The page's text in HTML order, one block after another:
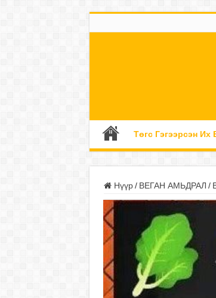
Төгс Гэгээрсэн Их
Нүүр / ВЕГАН АМЬДРАЛ /